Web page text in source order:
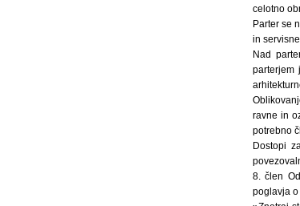
celotno
Parter se
in
Nad
parterjem
ravne in
potrebno
Dostopi
8. člen
poglavja o